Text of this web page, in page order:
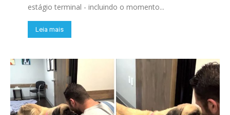
estágio terminal - incluindo o momento...
Leia mais